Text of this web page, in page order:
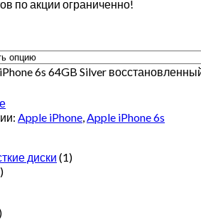
по акции ограниченно!
6s 64GB Silver
Apple iPhone,Apple iPhone 6s
диски (1)